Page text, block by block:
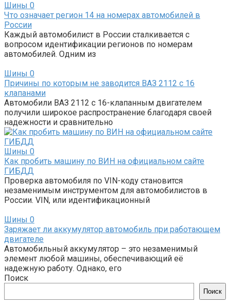
Шины 0
Что означает регион 14 на номерах автомобилей в
России
Каждый автомобилист в России сталкивается с
вопросом идентификации регионов по номерам
автомобилей. Одним из
Шины 0
Причины по которым не заводится ВАЗ 2112 с 16
клапанами
Автомобили ВАЗ 2112 с 16-клапанным двигателем
получили широкое распространение благодаря своей
надежности и сравнительно
Шины 0
Как пробить машину по ВИН на официальном сайте
ГИБДД
Проверка автомобиля по VIN-коду становится
незаменимым инструментом для автомобилистов в
России. VIN, или идентификационный
Шины 0
Заряжает ли аккумулятор автомобиль при работающем
двигателе
Автомобильный аккумулятор – это незаменимый
элемент любой машины, обеспечивающий её
надежную работу. Однако, его
Поиск
Поиск